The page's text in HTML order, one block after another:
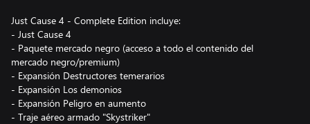
Just Cause 4 - Complete Edition incluye:
- Just Cause 4
- Paquete mercado negro (acceso a todo el contenido del
mercado negro/premium)
- Expansión Destructores temerarios
- Expansión Los demonios
- Expansión Peligro en aumento
- Traje aéreo armado "Skystriker"